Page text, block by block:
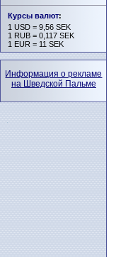
Курсы валют:
1 USD = 9,56 SEK
1 RUB = 0,117 SEK
1 EUR = 11 SEK
Информация о рекламе
на Шведской Пальме